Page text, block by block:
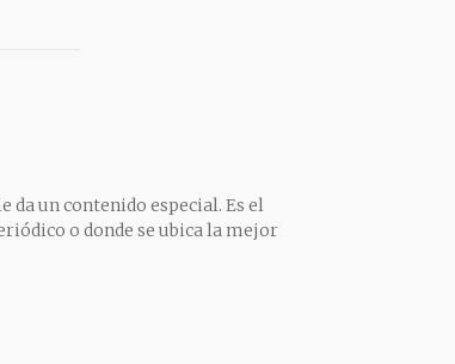
da un contenido especial. Es el
o donde se ubica la mejor